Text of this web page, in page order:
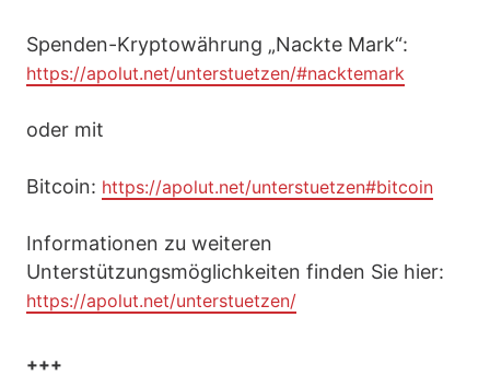
Spenden-Kryptowährung „Nackte Mark“:
https://apolut.net/unterstuetzen/#nacktemark
oder mit
Bitcoin: https://apolut.net/unterstuetzen#bitcoin
Informationen zu weiteren
Unterstützungsmöglichkeiten finden Sie hier:
https://apolut.net/unterstuetzen/
+++